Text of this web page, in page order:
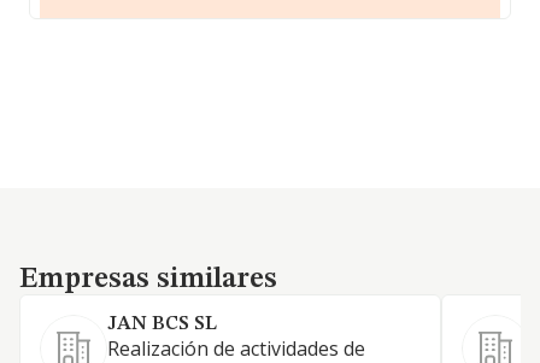
Empresas similares
Empresas similares
JAN BCS SL
Realización de actividades de